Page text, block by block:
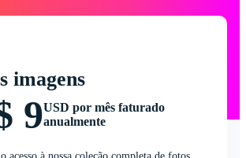
imagens
9USD por mês faturado
anualmente